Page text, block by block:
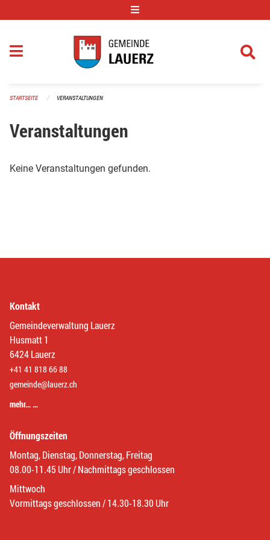
STARTSEITE VERANSTALTUNGEN
Veranstaltungen
Keine Veranstaltungen gefunden.
Kontakt
Gemeindeverwaltung Lauerz
Husmatt 1
6424 Lauerz
+41 41 818 66 88
gemeinde@lauerz.ch
mehr… …
Öffnungszeiten
Montag, Dienstag, Donnerstag, Freitag
08.00-11.45 Uhr / Nachmittags geschlossen
Mittwoch
Vormittags geschlossen / 14.30-18.30 Uhr